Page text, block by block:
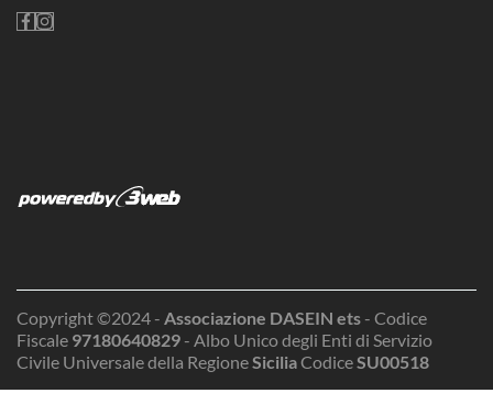
Copyright ©2024 - Associazione DASEIN ets - Codice
Fiscale 97180640829 - Albo Unico degli Enti di Servizio
Civile Universale della Regione SiciliaCodice SU00518